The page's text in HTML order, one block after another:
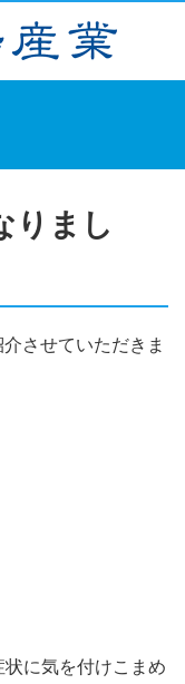
りまし
させていただきま
に気を付けこまめ